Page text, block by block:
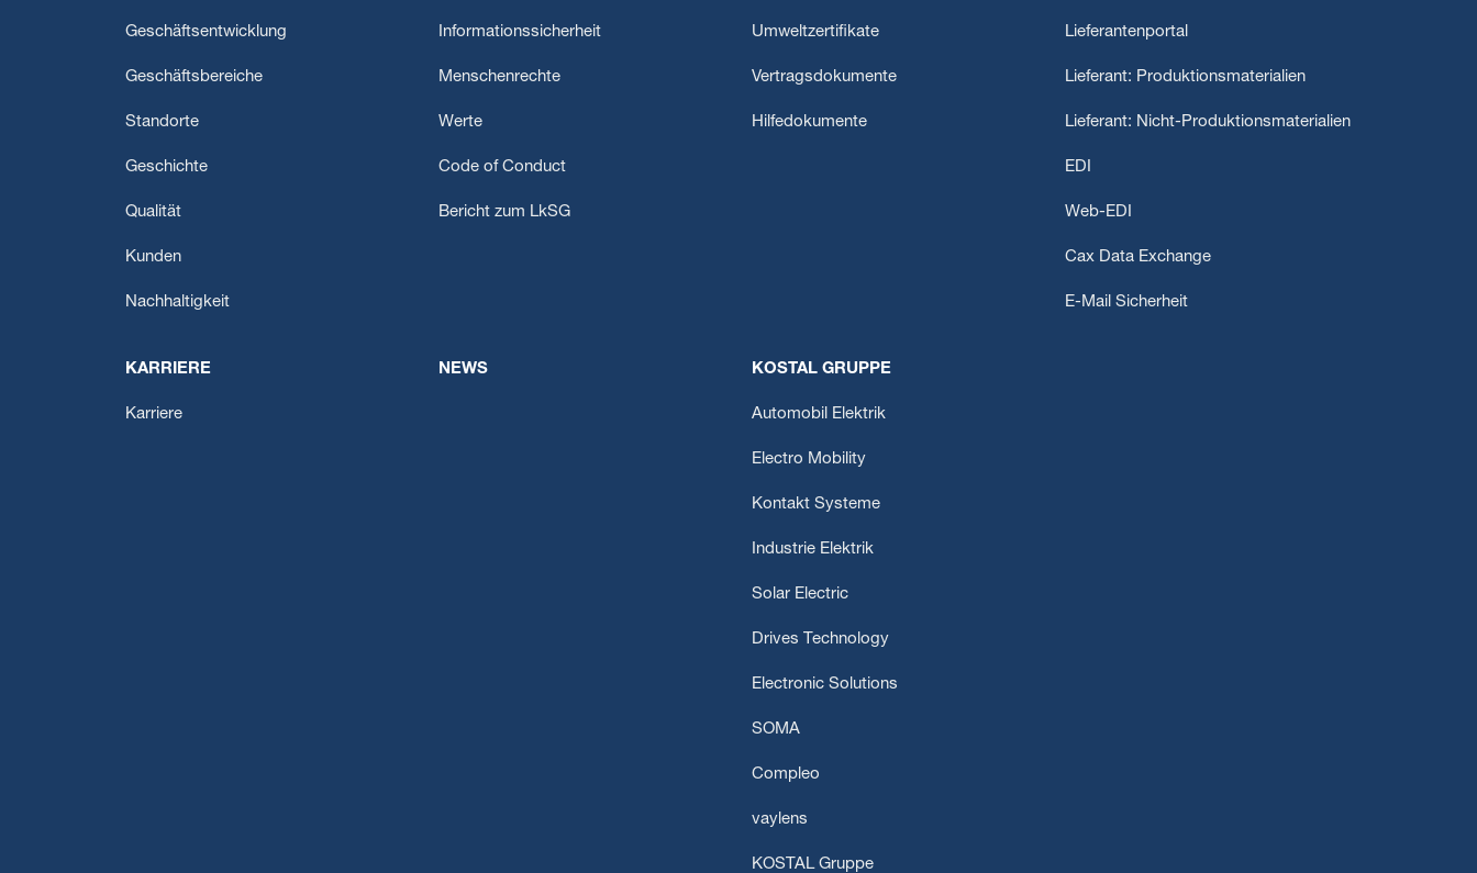
Geschäftsentwicklung
Geschäftsbereiche
Standorte
Geschichte
Qualität
Kunden
Nachhaltigkeit
Informationssicherheit
Menschenrechte
Werte
Code of Conduct
Bericht zum LkSG
Umweltzertifikate
Vertragsdokumente
Hilfedokumente
Lieferantenportal
Lieferant: Produktionsmaterialien
Lieferant: Nicht-Produktionsmaterialien
EDI
Web-EDI
Cax Data Exchange
E-Mail Sicherheit
KARRIERE
Karriere
NEWS KOSTAL GRUPPE
Automobil Elektrik
Electro Mobility
Kontakt Systeme
Industrie Elektrik
Solar Electric
Drives Technology
Electronic Solutions
SOMA
Compleo
vaylens
KOSTAL Gruppe